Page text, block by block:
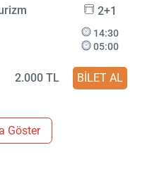
2+1
14:30
05:00
2.000 TL BİLET AL
Göster